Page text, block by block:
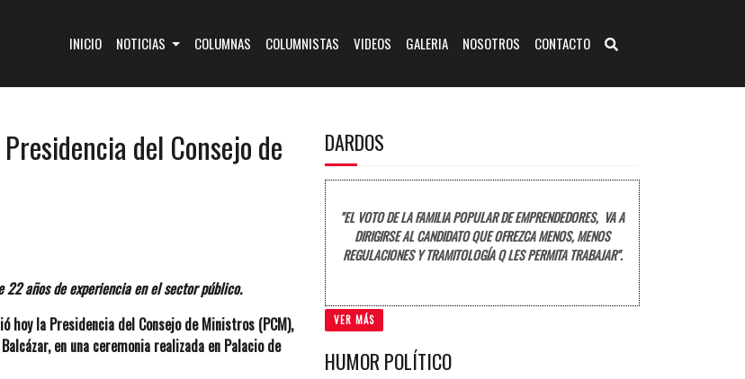
INICIO(CURRENT)
NOTICIAS COLUMNAS COLUMNISTAS VIDEOS GALERIA NOSOTROS CONTACTO
del Consejo de
22 años de experiencia en el sector público.
hoy la Presidencia del Consejo de Ministros (PCM),
en una ceremonia realizada en Palacio de
DARDOS
"EL VOTO DE LA FAMILIA POPULAR DE EMPRENDEDORES, VA A
DIRIGIRSE AL CANDIDATO QUE OFREZCA MENOS, MENOS
REGULACIONES Y TRAMITOLOGÍA Q LES PERMITA TRABAJAR".
VER MÁS
HUMOR POLÍTICO